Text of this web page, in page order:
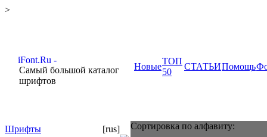
>
Самый большой каталог
шрифтов
Новые
ТОП
50
СТАТЬИПомощь
Шрифты
[rus]
Сортировка по алфавиту: